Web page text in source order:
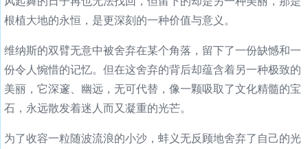
根植大地的永恒，是更深刻的一种价值与意义。
维纳斯的双臂无意中被舍弃在某个角落，留下了一份缺憾和一
份令人惋惜的记忆。但在这舍弃的背后却蕴含着另一种极致的
美丽，它深邃、幽远，无可代替，像一颗吸取了文化精髓的宝
石，永远散发着迷人而又凝重的光芒。
为了收容一粒随波流浪的小沙，蚌义无反顾地舍弃了自己的光